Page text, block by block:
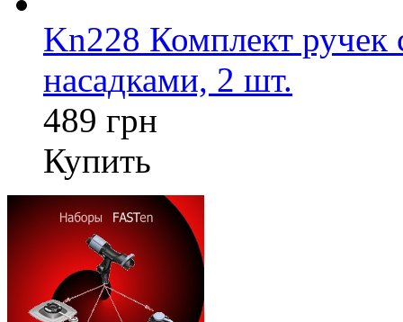
Kn228 Комплект
насадками, 2 шт.
489 грн
Купить